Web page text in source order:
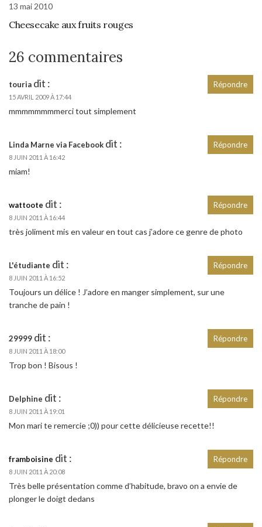
13 mai 2010
Cheesecake aux fruits rouges
26 commentaires
touria dit :
15 AVRIL 2009 À 17:44
mmmmmmmmerci tout simplement
Répondre
Linda Marne via Facebook dit :
8 JUIN 2011 À 16:42
miam!
Répondre
wattoote dit :
8 JUIN 2011 À 16:44
très joliment mis en valeur en tout cas j’adore ce genre de photo
Répondre
L'étudiante dit :
8 JUIN 2011 À 16:52
Toujours un délice ! J’adore en manger simplement, sur une
tranche de pain !
Répondre
29999 dit :
8 JUIN 2011 À 18:00
Trop bon ! Bisous !
Répondre
Delphine dit :
8 JUIN 2011 À 19:01
Mon mari te remercie ;0)) pour cette délicieuse recette!!
Répondre
framboisine dit :
8 JUIN 2011 À 20:08
Très belle présentation comme d’habitude, bravo on a envie de
plonger le doigt dedans
Répondre